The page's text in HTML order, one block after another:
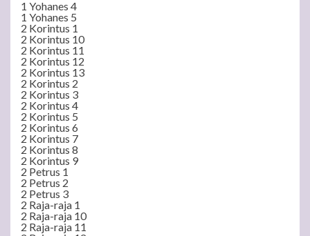
1 Yohanes 4
1 Yohanes 5
2 Korintus 1
2 Korintus 10
2 Korintus 11
2 Korintus 12
2 Korintus 13
2 Korintus 2
2 Korintus 3
2 Korintus 4
2 Korintus 5
2 Korintus 6
2 Korintus 7
2 Korintus 8
2 Korintus 9
2 Petrus 1
2 Petrus 2
2 Petrus 3
2 Raja-raja 1
2 Raja-raja 10
2 Raja-raja 11